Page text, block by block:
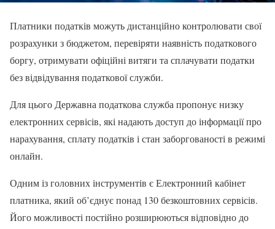
Платники податків можуть дистанційно контролювати свої
розрахунки з бюджетом, перевіряти наявність податкового
боргу, отримувати офіційні витяги та сплачувати податки
без відвідування податкової служби.
Для цього Державна податкова служба пропонує низку
електронних сервісів, які надають доступ до інформації про
нарахування, сплату податків і стан заборгованості в режимі
онлайн.
Одним із головних інструментів є Електронний кабінет
платника, який об’єднує понад 130 безкоштовних сервісів.
Його можливості постійно розширюються відповідно до